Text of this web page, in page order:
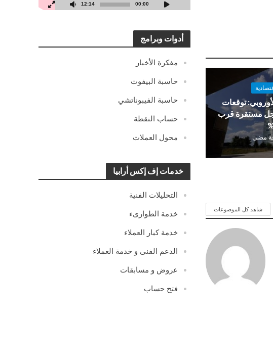
00:00
12:14
أدوات وبرامج
مفكرة الأخبار
حاسبة البيفوت
حاسبة الفيبوناتشي
حساب النقطة
محول العملات
خدمات إف إكس أرابيا
التحليلات الفنية
خدمة الطوارىء
خدمة كبار العملاء
الدعم الفنى و خدمة العملاء
عروض و مسابقات
فتح حساب
توقعات
مستقرة قرب
شاهد كل الموضوعات